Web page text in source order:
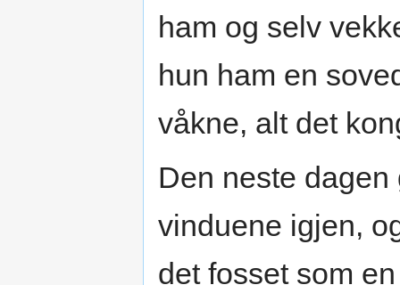
ham og selv
hun ham en
våkne, alt det
Den neste
vinduene igjen,
det fosset som